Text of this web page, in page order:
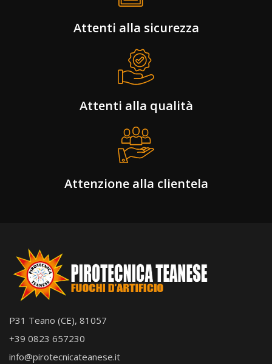
Attenti alla sicurezza
Attenti alla qualità
Attenzione alla clientela
P31 Teano (CE), 81057
+39 0823 657230
info@pirotecnicateanese.it